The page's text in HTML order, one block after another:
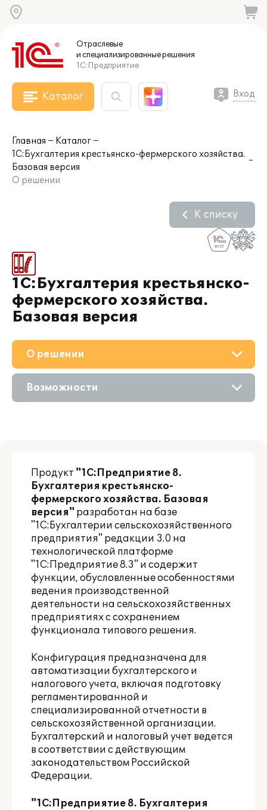
Отраслевые
и специализированныерешения
1С:Предприятие
Каталог Вход
Главная
Каталог
1С:Бухгалтерия крестьянско-фермерского хозяйства.
Базовая версия
О решении
1С:Бухгалтерия крестьянско-
фермерского хозяйства.
Базовая версия
К списку
О решении
Приобретение
Партнерам
Возможности
Продукт "1С:Предприятие 8.
Бухгалтерия крестьянско-
фермерского хозяйства. Базовая
версия" разработан на базе
"1С:Бухгалтерии сельскохозяйственного
предприятия" редакции 3.0 на
технологической платформе
"1С:Предприятие 8.3" и содержит
функции, обусловленные особенностями
ведения производственной
деятельности на сельскохозяйственных
предприятиях с сохранением
функционала типового решения.
Конфигурация предназначена для
автоматизации бухгалтерского и
налогового учета, включая подготовку
регламентированной и
специализированной отчетности в
сельскохозяйственной организации.
Бухгалтерский и налоговый учет ведется
в соответствии с действующим
законодательством Российской
Федерации.
"1С:Предприятие 8. Бухгалтерия